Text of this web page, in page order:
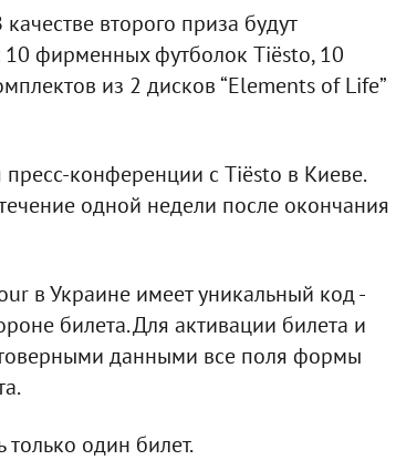
второго приза будут
фирменных футболок Tiësto, 10
из 2 дисков “Elements of Life”
конференции с Tiësto в Киеве.
одной недели после окончания
в Украине имеет уникальный код -
билета. Для активации билета и
данными все поля формы
один билет.